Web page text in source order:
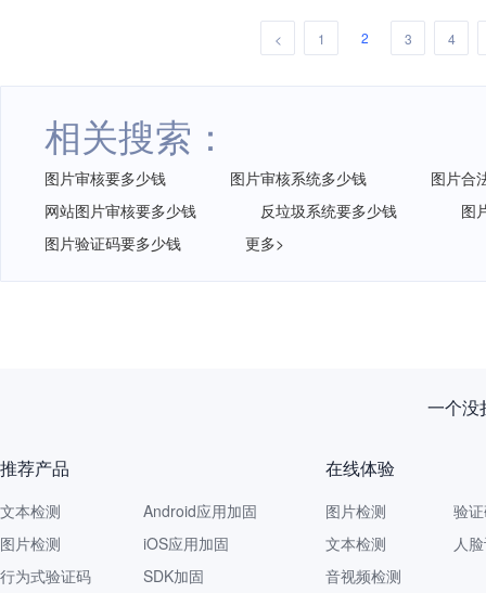
< 1 2 3 4
相关搜索：
图片审核要多少钱 图片审核系统多少钱
图片合
网站图片审核要多少钱
反垃圾系统要多少钱
图
图片验证码要多少钱
更多>
一个没
推荐产品
文本检测
图片检测
行为式验证码
Android应用加固
iOS应用加固
SDK加固
在线体验
图片检测
文本检测
音视频检测
验
人